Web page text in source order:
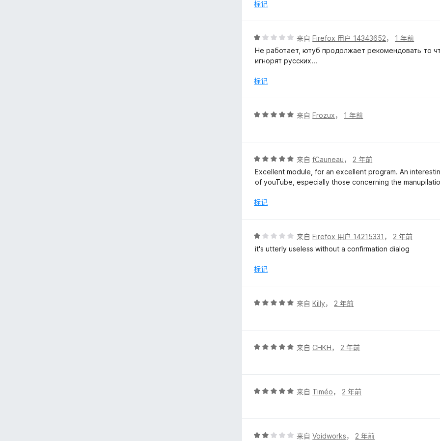
/标记
评
分
1
5
来自Firefox 用户 14343652， 1 年前
Не работает, ютуб продолжает рекомендовать то
игнорят русских...
标记
评
5
来自Frozux， 1 年前
评
分
5
5
来自fCauneau， 2 年前
Excellent module, for an excellent program. An
of youTube, especially those concerning the
标记
评
分
/
来自Firefox 用户 14215331 ， 2 年前
it's utterly useless without a confirmation dialog
标记
评
5
来自Killy， 2 年前
评
5
来自 CHKH， 2 年前
评
5
来自 Timéo， 2 年前
评
来自Voidworks， 2 年前